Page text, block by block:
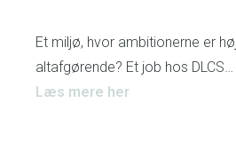
Et miljø, hvor ambitionerne er
altafgørende? Et job hos DLCS…
Læs mere her